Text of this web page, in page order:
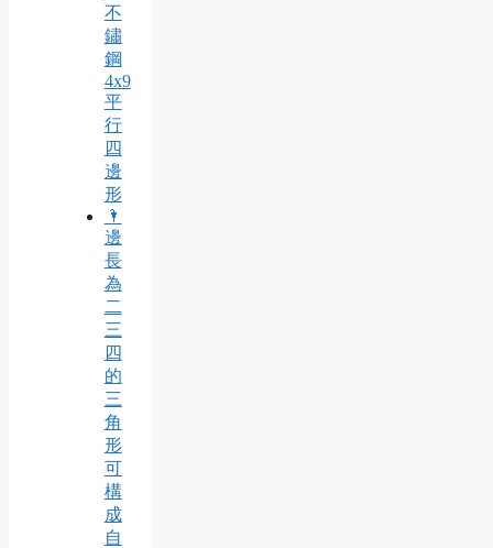
不
鏽
鋼
4x9
平
行
四
邊
形
🌂
邊
長
為
二
三
四
的
三
角
形
可
構
成
自